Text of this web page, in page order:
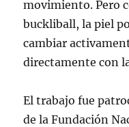
movimiento. Pero
buckliball, la piel
cambiar
directamente con
El trabajo fue
de la Fundación